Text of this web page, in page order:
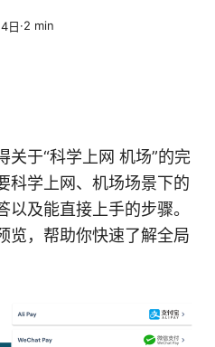
日·2 min
关于“科学上网 机场”的完
科学上网、机场场景下的
及能直接上手的步骤。
览，帮助你快速了解全局